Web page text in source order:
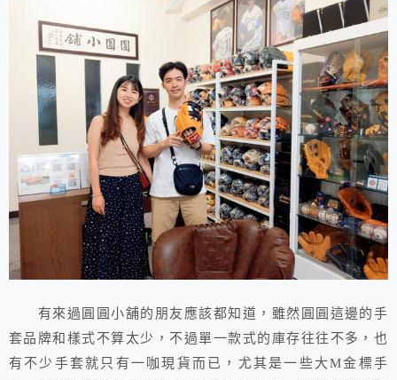
有來過圓圓小舖的朋友應該都知道，雖然圓圓這邊的手
套品牌和樣式不算太少，不過單一款式的庫存往往不多，也
有不少手套就只有一咖現貨而已，尤其是一些大M金標手